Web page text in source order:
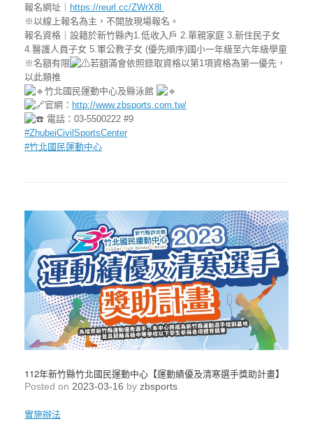
報名網址｜
https://reurl.cc/ZWrX8l
※以線上報名為主，不開放現場報名。
報名資格｜設籍於新竹縣內1.低收入戶 2.單親家庭 3.新住民子女
4.醫護人員子女 5.軍公教子女 (優先順序)國小一年級至六年級學童
※名額有限
若額滿會依照錄取資格以第1項資格為第一優先，
以此類推
竹北國民運動中心及縣泳館
官網： http://www.zbsports.com.tw/
電話：03-5500222 #9
#ZhubeiCivilSportsCenter
#竹北國民運動中心
112年新竹縣竹北國民運動中心【運動績優及清寒選手獎助計畫】
Posted on 2023-03-16 by zbsports
實施辦法